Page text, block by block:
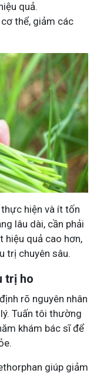
quả.
thể, giảm các
hiện và ít tốn
lâu dài, cần phải
hiệu quả cao hơn,
trị chuyên sâu.
trị ho
rõ nguyên nhân
Tuấn tôi thường
khám bác sĩ để
giúp giảm